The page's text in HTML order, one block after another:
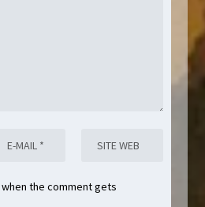
the comment gets